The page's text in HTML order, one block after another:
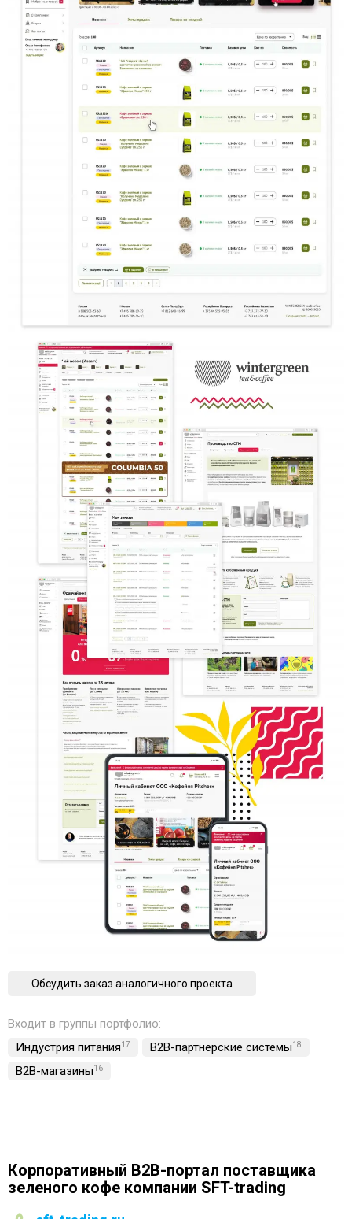
Обсудить заказ аналогичного проекта
Входит в группы портфолио:
Индустрия питания17 B2B-партнерские системы18
B2B-магазины16
Корпоративный B2B-портал поставщика
зеленого кофе компании SFT-trading